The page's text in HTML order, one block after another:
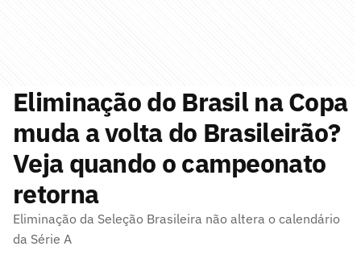
Eliminação do Brasil na Copa
muda a volta do Brasileirão?
Veja quando o campeonato
retorna
Eliminação da Seleção Brasileira não altera o calendário
da Série A